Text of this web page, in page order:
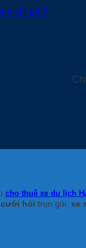
chi phí?
cho thuê xe du lịch
hỏi trọn gói, xe